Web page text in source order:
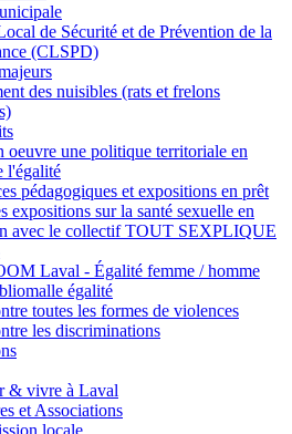
de Sécurité et de Prévention de la
(CLSPD)
des nuisibles (rats et frelons
oeuvre une politique territoriale en
l'égalité
pédagogiques et expositions en prêt
expositions sur la santé sexuelle en
avec le collectif TOUT SEXPLIQUE
Laval - Égalité femme / homme
égalité
toutes les formes de violences
les discriminations
& vivre à Laval
et Associations
locale